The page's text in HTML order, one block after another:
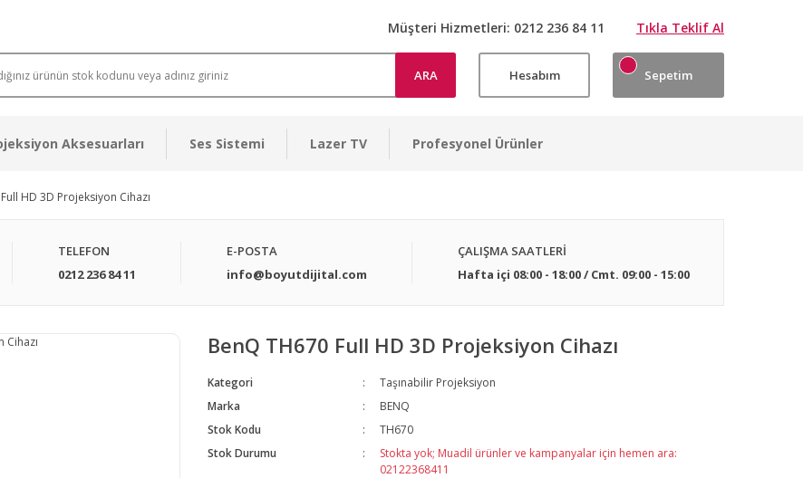
Müşteri Hizmetleri: 0212 236 84 11 Tıkla Teklif Al
ARA Hesabım Sepetim
Aksesuarları Ses Sistemi Lazer TV Profesyonel Ürünler
HD 3D Projeksiyon Cihazı
TELEFON
0212 236 84 11
E-POSTA
info@boyutdijital.com
ÇALIŞMA SAATLERİ
Hafta içi 08:00 - 18:00 / Cmt. 09:00 - 15:00
BenQ TH670 Full HD 3D Projeksiyon Cihazı
Kategori
Taşınabilir Projeksiyon
Marka
BENQ
Stok Kodu
TH670
Stok Durumu
Stokta yok; Muadil ürünler ve kampanyalar için hemen ara:
02122368411